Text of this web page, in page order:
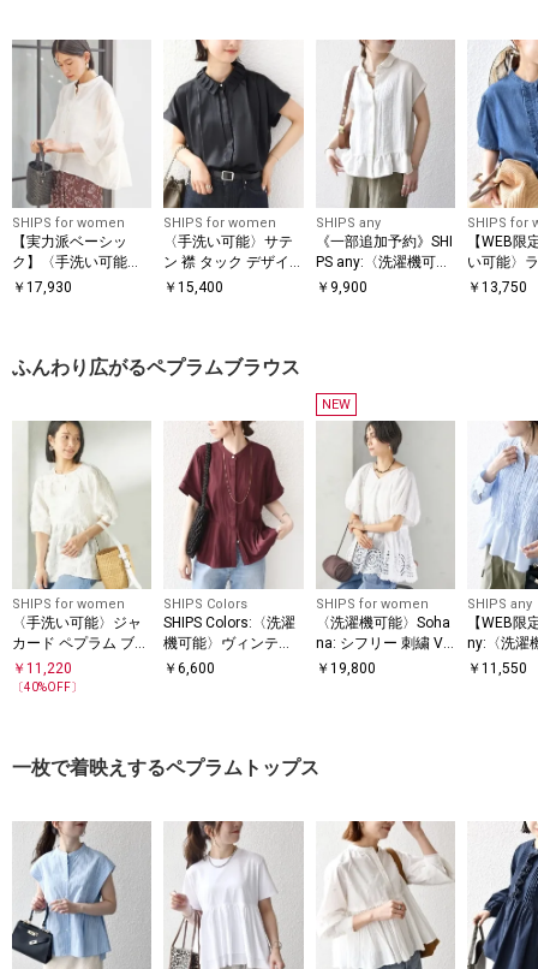
SHIPS for women
【実力派ベーシッ
ク】〈手洗い可能〉
シルク混 シアー 羽織
￥ 17,930
SHIPS for women
〈手洗い可能〉サテ
ン 襟 タック デザイ
ン ブラウス
￥15,400
SHIPS any
《一部追加予約》SHI
PS any:〈洗濯機可
能〉カラミ フレンチ
￥ 9,900
SHIPS for
【WEB限
い可能〉
ス フリル
￥13,750
ふんわり広がるペプラムブラウス
SHIPS for women
〈手洗い可能〉ジャ
カード ペプラム ブラ
ウス
￥ 11,220
〔40%OFF〕
SHIPS Colors
SHIPS Colors:〈洗濯
機可能〉ヴィンテー
ジ サテン ペプラム
￥6,600
NEW
SHIPS for women
〈洗濯機可能〉Soha
na: シフリー 刺繍 V
ネック ペプラム ブラ
￥ 19,800
SHIPS any
【WEB限
ny:〈洗濯
アー シャ
￥11,550
一枚で着映えするペプラムトップス